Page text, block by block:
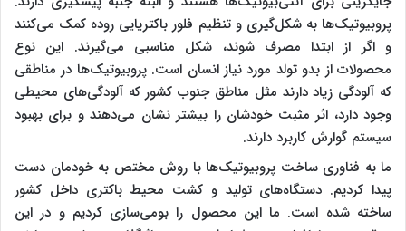
پروبیوتیک‌ها به شکل‌گیری و تنظیم فلور باکتریایی روده کمک می‌کنند
و اگر از ابتدا مصرف شوند، شکل مناسبی می‌گیرند. این نوع
محصولات از بدو تولد مورد نیاز انسان است. پروبیوتیک‌ها در مناطقی
که آلودگی زیاد دارند مثل مناطق جنوب کشور که آلودگی‌های محیطی
وجود دارد، اثر مثبت خودشان را بیشتر نشان می‌دهند و برای بهبود
سیستم گوارش کاربرد دارند.
ما به فناوری ساخت پروبیوتیک‌ها با روش مختص به خودمان دست
پیدا کردیم. دستگاه‌های تولید و کشت محیط باکتری داخل کشور
ساخته شده است. ما این محصول را بومی‌سازی کردیم و در این